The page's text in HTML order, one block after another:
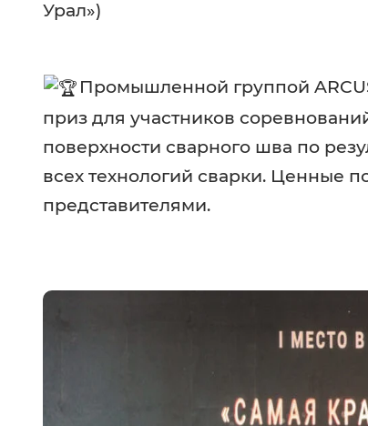
Урал»)
Промышленной группой
приз для участников
поверхности сварного шва по
всех технологий сварки. Ценные
представителями.